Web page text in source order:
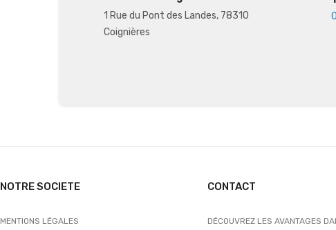
1 Rue du Pont des Landes, 78310
Coignières
NOTRE SOCIETE
MENTIONS LÉGALES
CONTACT
DÉCOUVREZ LES AVANTAGES